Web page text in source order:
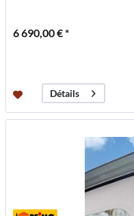
6 690,00 € *
Détails